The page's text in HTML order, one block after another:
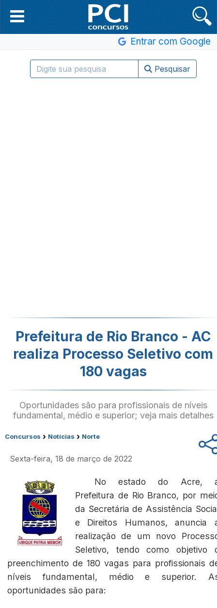
Entrar com Google
Pesquisar
Prefeitura de Rio Branco - AC
realiza Processo Seletivo com
180 vagas
Oportunidades são para profissionais de níveis
fundamental, médio e superior; veja mais detalhes
Concursos › Notícias › Norte
Sexta-feira, 18 de março de 2022
No estado do Acre,
Prefeitura de Rio Branco, por
da Secretária de Assistência
e Direitos Humanos, anuncia
realização de um novo
Seletivo, tendo como objetivo
preenchimento de 180 vagas para profissionais
níveis fundamental, médio e superior.
oportunidades são para: